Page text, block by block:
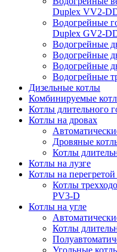
Duplex VV2-
Водогрейные
Duplex GV2-
Водогрейные
Водогрейные
Водогрейные
Водогрейные
Дизельные котлы
Комбинируемые
Котлы длительного
Котлы на дровах
Дровяные
Котлы
Котлы на лузге
Котлы на перегретой
Котлы
PV3-D
Котлы на угле
Котлы
Угольные